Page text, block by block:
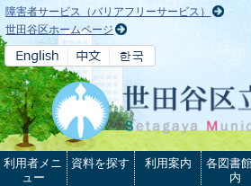
本文へ
障害者サービス（バリアフリーサービス）
世田谷区ホームページ
利用者メニ
ュー
資料を探す 利用案内
各図書
内